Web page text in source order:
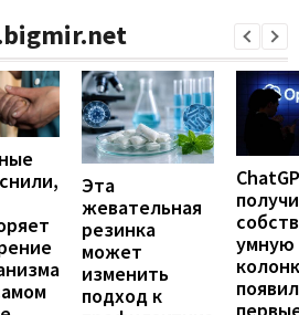
Эта
жевательная
резинка
может
изменить
подход к
умную